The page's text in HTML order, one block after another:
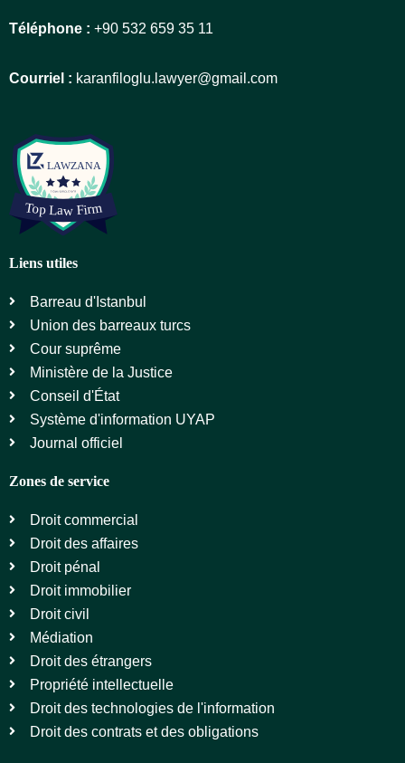
Téléphone : +90 532 659 35 11
Courriel : karanfiloglu.lawyer@gmail.com
Liens utiles
Barreau d'Istanbul
Union des barreaux turcs
Cour suprême
Ministère de la Justice
Conseil d'État
Système d'information UYAP
Journal officiel
Zones de service
Droit commercial
Droit des affaires
Droit pénal
Droit immobilier
Droit civil
Médiation
Droit des étrangers
Propriété intellectuelle
Droit des technologies de l'information
Droit des contrats et des obligations